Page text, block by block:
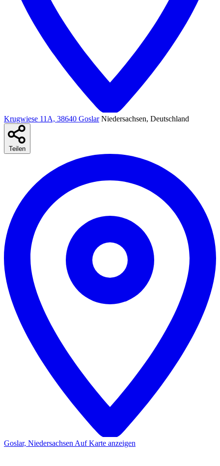
Krugwiese 11A, 38640 Goslar Niedersachsen, Deutschland
Teilen
Goslar, Niedersachsen Auf Karte anzeigen